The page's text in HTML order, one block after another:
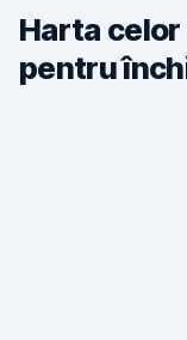
Harta
pentru